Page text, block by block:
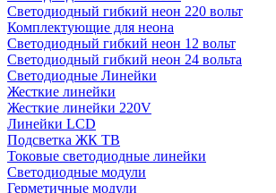
Светодиодный гибкий неон 220 вольт
Комплектующие для неона
Светодиодный гибкий неон 12 вольт
Светодиодный гибкий неон 24 вольта
Светодиодные Линейки
Жесткие линейки
Жесткие линейки 220V
Линейки LCD
Подсветка ЖК ТВ
Токовые светодиодные линейки
Светодиодные модули
Герметичные модули